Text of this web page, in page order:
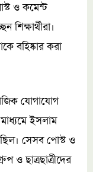
ও কমেন্ট
শিক্ষার্থীরা।
বহিষ্কার করা
যোগাযোগ
ইসলাম
সেসব পোস্ট ও
ও ছাত্রছাত্রীদের